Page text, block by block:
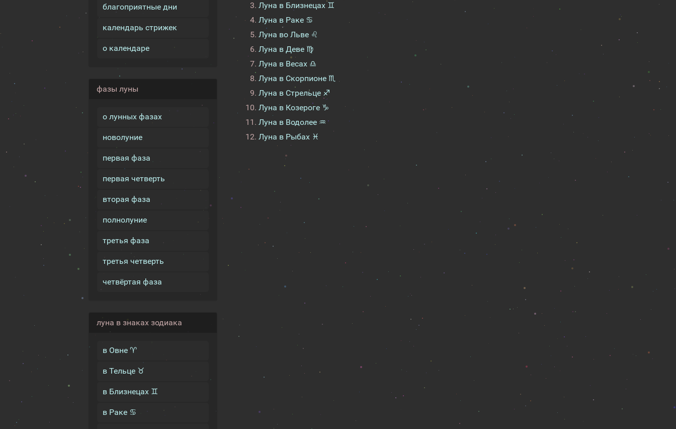
благоприятные дни
календарь стрижек
о календаре
фазы луны
о лунных фазах
новолуние
первая фаза
первая четверть
вторая фаза
полнолуние
третья фаза
третья четверть
четвёртая фаза
луна в знаках зодиака
в Овне ♈
в Тельце ♉
в Близнецах ♊
в Раке ♋
Луна в Близнецах ♊
Луна в Раке ♋
Луна во Льве ♌
Луна в Деве ♍
Луна в Весах ♎
Луна в Скорпионе ♏
Луна в Стрельце ♐
Луна в Козероге ♑
Луна в Водолее ♒
Луна в Рыбах ♓